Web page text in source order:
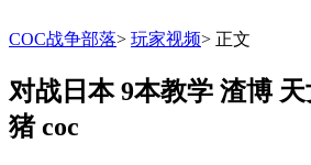
COC战争部落> 玩家视频> 正文
对战日本 9本教学 渣博
猪 coc